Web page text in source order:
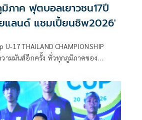
ภาค ฟุตบอลเยาวชน17ปี
แลนด์ แชมเปี้ยนชิพ2026'
17 THAILAND CHAMPIONSHIP
ามมันส์อีกครั้ง ทั่วทุกภูมิภาคของ